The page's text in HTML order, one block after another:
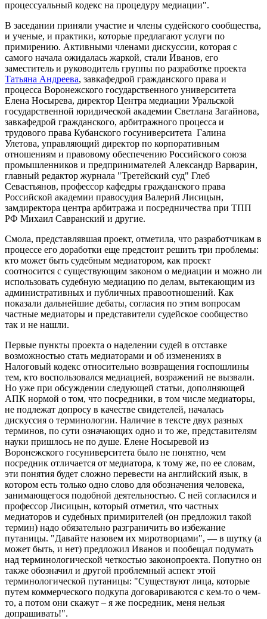
процессуальный кодекс на процедуру медиации".
В заседании приняли участие и члены судейского сообщества,
и ученые, и практики, которые предлагают услуги по
примирению. Активными членами дискуссии, которая с
самого начала ожидалась жаркой, стали Иванов, его
заместитель и руководитель группы по разработке проекта
Татьяна Андреева, завкафедрой гражданского права и
процесса Воронежского государственного университета
Елена Носырева, директор Центра медиации Уральской
государственной юридической академии Светлана Загайнова,
завкафедрой гражданского, арбитражного процесса и
трудового права Кубанского госуниверситета Галина
Улетова, управляющий директор по корпоративным
отношениям и правовому обеспечению Российского союза
промышленников и предпринимателей Александр Варварин,
главный редактор журнала "Третейский суд" Глеб
Севастьянов, профессор кафедры гражданского права
Российской академии правосудия Валерий Лисицын,
замдиректора центра арбитража и посредничества при ТПП
РФ Михаил Савранский и другие.
Смола, представлявшая проект, отметила, что разработчикам в
процессе его доработки еще предстоит решить три проблемы:
кто может быть судебным медиатором, как проект
соотносится с существующим законом о медиации и можно ли
использовать судебную медиацию по делам, вытекающим из
административных и публичных правоотношений. Как
показали дальнейшие дебаты, согласия по этим вопросам
частные медиаторы и представители судейское сообщество
так и не нашли.
Первые пункты проекта о наделении судей в отставке
возможностью стать медиаторами и об изменениях в
Налоговый кодекс относительно возвращения госпошлины
тем, кто воспользовался медиацией, возражений не вызвали.
Но уже при обсуждении следующей статьи, дополняющей
АПК нормой о том, что посредники, в том числе медиаторы,
не подлежат допросу в качестве свидетелей, началась
дискуссия о терминологии. Наличие в тексте двух разных
терминов, по сути означающих одно и то же, представителям
науки пришлось не по душе. Елене Носыревой из
Воронежского госуниверситета было не понятно, чем
посредник отличается от медиатора, к тому же, по ее словам,
эти понятия будет сложно перевести на английский язык, в
котором есть только одно слово для обозначения человека,
занимающегося подобной деятельностью. С ней согласился и
профессор Лисицын, который отметил, что частных
медиаторов и судебных примирителей (он предложил такой
термин) надо обязательно разграничить во избежание
путаницы. "Давайте назовем их миротворцами", — в шутку (а
может быть, и нет) предложил Иванов и пообещал подумать
над терминологической четкостью законопроекта. Попутно он
также обозначил и другой проблемный аспект этой
терминологической путаницы: "Существуют лица, которые
путем коммерческого подкупа договариваются с кем-то о чем-
то, а потом они скажут – я же посредник, меня нельзя
допрашивать!".